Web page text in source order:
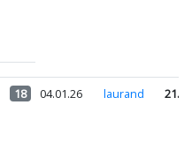
18 04.01.26 laurand